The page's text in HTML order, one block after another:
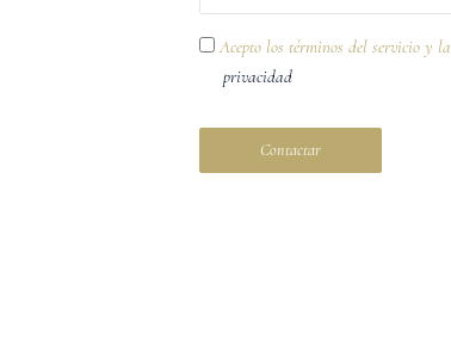
Acepto los términos del servicio y la
privacidad